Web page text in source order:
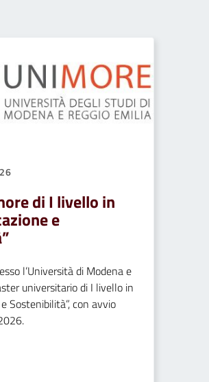
di I livello in
e
l’Università di Modena e
universitario di I livello in
Sostenibilità”, con avvio